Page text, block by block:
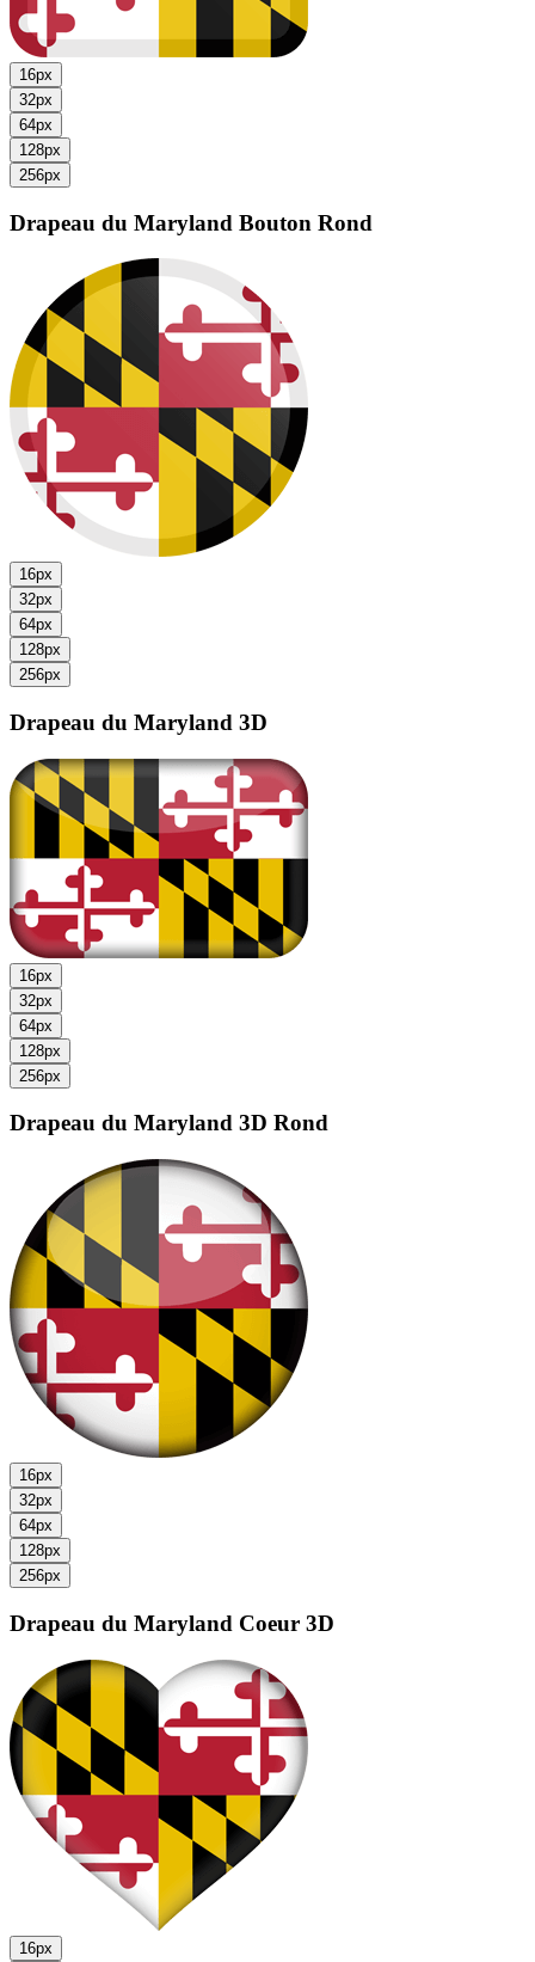
16px
32px
64px
128px
256px
Drapeau du Maryland Bouton Rond
16px
32px
64px
128px
256px
Drapeau du Maryland 3D
16px
32px
64px
128px
256px
Drapeau du Maryland 3D Rond
16px
32px
64px
128px
256px
Drapeau du Maryland Coeur 3D
16px